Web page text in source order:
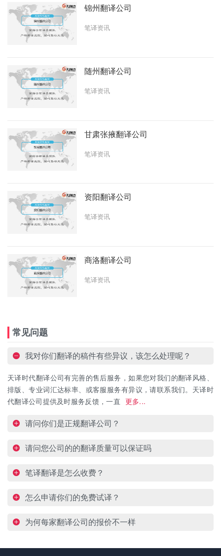
锦州翻译公司
笔译资讯
随州翻译公司
笔译资讯
甘肃张掖翻译公司
笔译资讯
资阳翻译公司
笔译资讯
商洛翻译公司
笔译资讯
常见问题
我对你们翻译的稿件有些异议，该怎么处理呢？
天译时代翻译公司有完善的售后服务，如果您对我们的翻译风格、
排版、专业词汇达标率、或客服服务有异议，请联系我们。天译时
代翻译公司提供及时服务反馈，一直
更多...
请问你们是正规翻译公司？
请问您公司的的翻译质量可以保证吗
笔译翻译是怎么收费？
怎么申请你们的免费试译？
为何每家翻译公司的报价不一样